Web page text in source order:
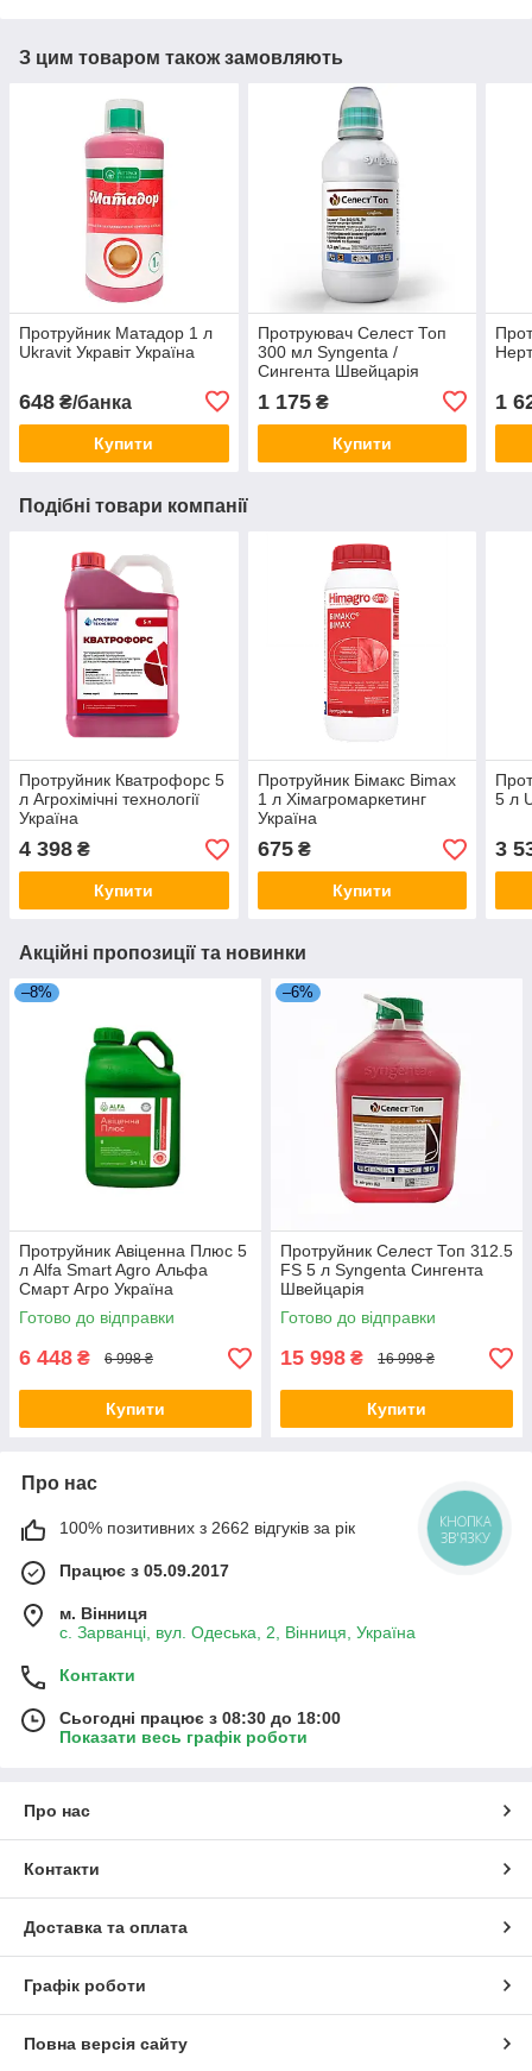
З цим товаром також замовляють
Протруйник Матадор 1 л
Ukravit Укравіт Україна
648 ₴/банка
Купити
Протруювач Селест Топ
300 мл Syngenta /
Сингента Швейцарія
1 175₴
Купити
1
Подібні товари компанії
Протруйник Кватрофорс 5
л Агрохімічні технології
Україна
4 398 ₴
Купити
Протруйник Бімакс Bimax
1 л Хімагромаркетинг
Україна
675₴
Купити
5 л
3
Акційні пропозиції та новинки
–8%
Протруйник Авіценна Плюс 5
л Alfa Smart Agro Альфа
Смарт Агро Україна
Готово до відправки
6 448 ₴ 6 998 ₴
Купити
–6%
Протруйник Селест Топ 312.5
FS 5 л Syngenta Сингента
Швейцарія
Готово до відправки
15 998 ₴ 16 998 ₴
Купити
Про нас
100% позитивних з 2662 відгуків за рік
Працює з 05.09.2017
м. Вінниця
с. Зарванці, вул. Одеська, 2, Вінниця, Україна
Контакти
Сьогодні працює з 08:30 до 18:00
Показати весь графік роботи
Про нас
Контакти
Доставка та оплата
Графік роботи
Повна версія сайту
КНОПКА
ЗВ'ЯЗКУ